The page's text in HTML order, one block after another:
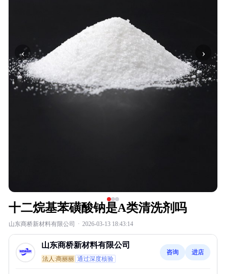
‹ ›
十二烷基苯磺酸钠是A类清洗剂吗
山东商桥新材料有限公司 · 2026-03-13 18:43:14
山东商桥新材料有限公司
法人:商丽丽 通过深度核验
咨询 进店